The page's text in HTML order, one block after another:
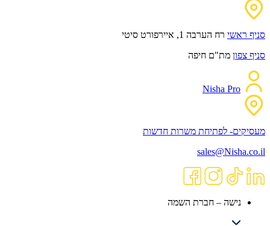
סניף ראשי רח הערבה 1, איירפורט סיטי
סניף צפון מת"ם חיפה
Nisha Pro
מעסיקים- לפתיחת משרות חדשות
sales@Nisha.co.il
נישה – חברת השמה